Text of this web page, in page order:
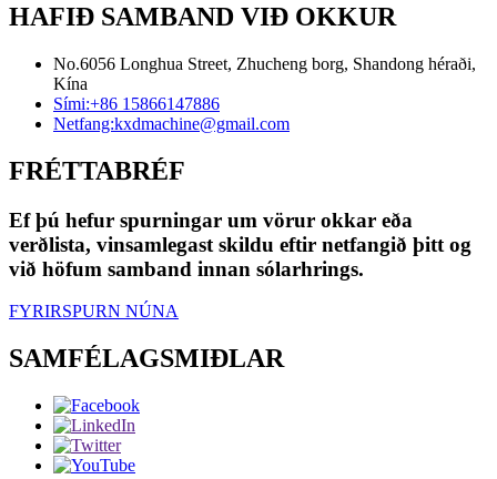
HAFIÐ SAMBAND VIÐ OKKUR
No.6056 Longhua Street, Zhucheng borg, Shandong héraði,
Kína
Sími:+86 15866147886
Netfang:kxdmachine@gmail.com
FRÉTTABRÉF
Ef þú hefur spurningar um vörur okkar eða
verðlista, vinsamlegast skildu eftir netfangið þitt og
við höfum samband innan sólarhrings.
FYRIRSPURN NÚNA
SAMFÉLAGSMIÐLAR